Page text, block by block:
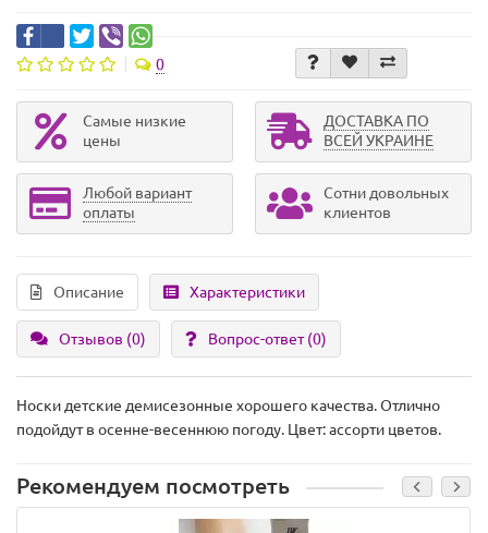
0
Самые низкие
цены
ДОСТАВКА ПО
ВСЕЙ УКРАИНЕ
Любой вариант
оплаты
Сотни довольных
клиентов
Описание Характеристики
Отзывов (0) Вопрос-ответ(0)
Носки детские демисезонные хорошего качества. Отлично
подойдут в осенне-весеннюю погоду. Цвет: ассорти цветов.
Рекомендуем посмотреть